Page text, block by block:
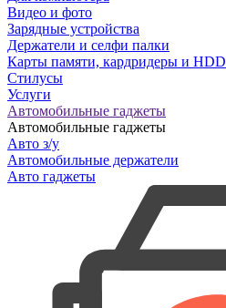
Видео и фото
Зарядные устройства
Держатели и селфи палки
Карты памяти, кардридеры и HDD
Стилусы
Услуги
Автомобильные гаджеты
Автомобильные гаджеты
Авто з/у
Автомобильные держатели
Авто гаджеты